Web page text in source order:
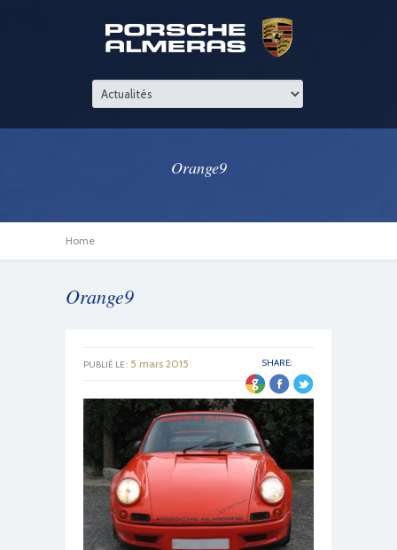
Orange9
Home
Orange9
SHARE:
PUBLIÉ LE : 5 mars 2015